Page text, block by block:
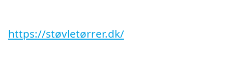
https://støvletørrer.dk/